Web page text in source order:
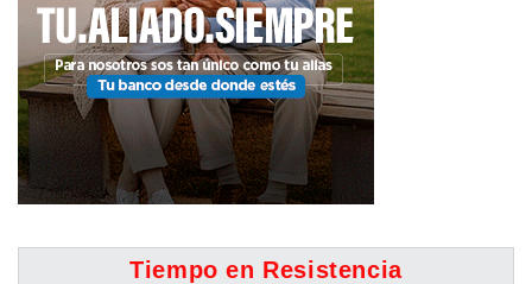
Tiempo en Resistencia